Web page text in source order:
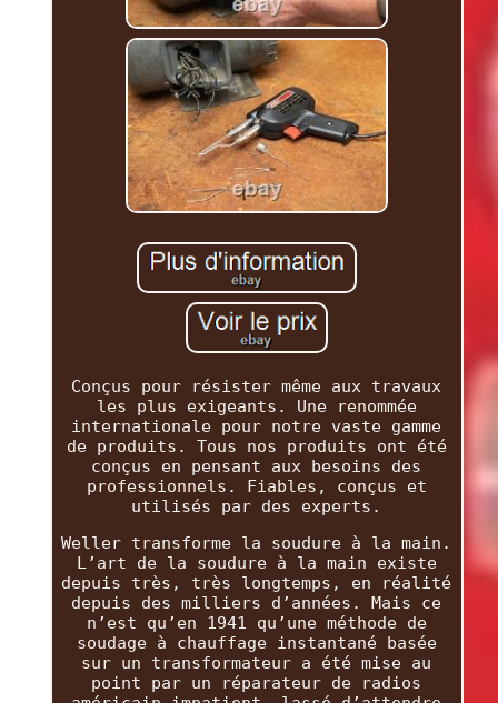
Conçus pour résister même aux travaux
les plus exigeants. Une renommée
internationale pour notre vaste gamme
de produits. Tous nos produits ont été
conçus en pensant aux besoins des
professionnels. Fiables, conçus et
utilisés par des experts.
Weller transforme la soudure à la main.
L’art de la soudure à la main existe
depuis très, très longtemps, en réalité
depuis des milliers d’années. Mais ce
n’est qu’en 1941 qu’une méthode de
soudage à chauffage instantané basée
sur un transformateur a été mise au
point par un réparateur de radios